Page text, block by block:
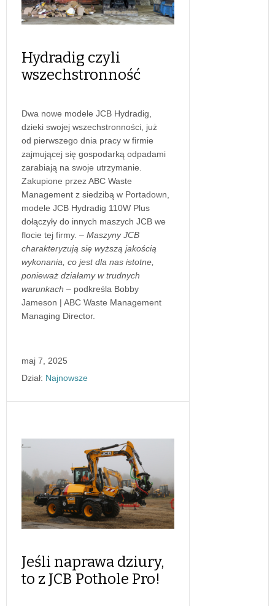
Hydradig czyli
wszechstronność
Dwa nowe modele JCB Hydradig,
dzieki swojej wszechstronności, już
od pierwszego dnia pracy w firmie
zajmującej się gospodarką odpadami
zarabiają na swoje utrzymanie.
Zakupione przez ABC Waste
Management z siedzibą w Portadown,
modele JCB Hydradig 110W Plus
dołączyły do innych maszych JCB we
flocie tej firmy. – Maszyny JCB
charakteryzują się wyższą jakością
wykonania, co jest dla nas istotne,
ponieważ działamy w trudnych
warunkach – podkreśla Bobby
Jameson | ABC Waste Management
Managing Director.
maj 7, 2025
Dział: Najnowsze
Jeśli naprawa dziury,
to z JCB Pothole Pro!